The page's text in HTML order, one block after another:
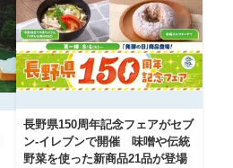
長野県150周年記念フェアがセブ
ン-イレブンで開催 味噌や伝統
野菜を使った新商品21品が登場